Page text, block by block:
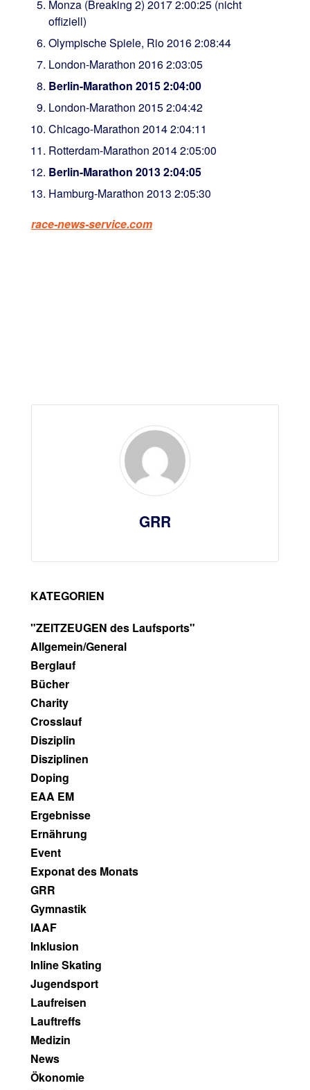
Monza (Breaking 2) 2017 2:00:25 (nicht
offiziell)
Olympische Spiele, Rio 2016 2:08:44
London-Marathon 2016 2:03:05
Berlin-Marathon 2015 2:04:00
London-Marathon 2015 2:04:42
Chicago-Marathon 2014 2:04:11
Rotterdam-Marathon 2014 2:05:00
Berlin-Marathon 2013 2:04:05
Hamburg-Marathon 2013 2:05:30
race-news-service.com
GRR
KATEGORIEN
"ZEITZEUGEN des Laufsports"
Allgemein/General
Berglauf
Bücher
Charity
Crosslauf
Disziplin
Disziplinen
Doping
EAA EM
Ergebnisse
Ernährung
Event
Exponat des Monats
GRR
Gymnastik
IAAF
Inklusion
Inline Skating
Jugendsport
Laufreisen
Lauftreffs
Medizin
News
Ökonomie